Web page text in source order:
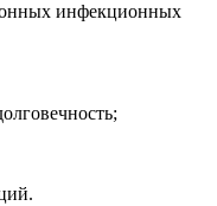
инфекционных